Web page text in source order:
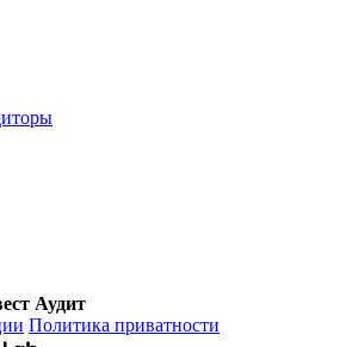
Аудит
Политика приватности